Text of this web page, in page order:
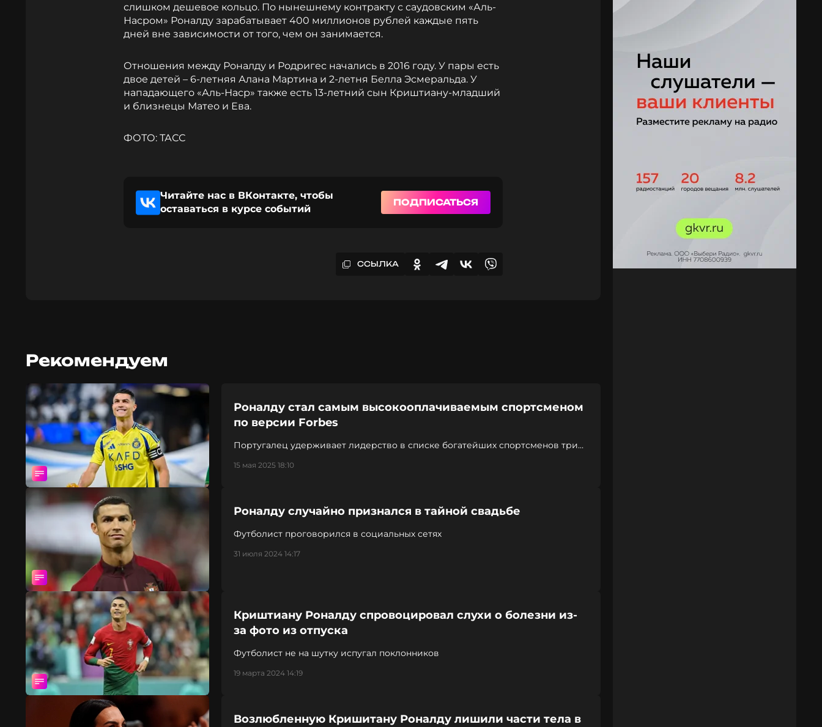
слишком дешевое кольцо. По нынешнему контракту с саудовским «Аль-
Насром» Роналду зарабатывает 400 миллионов рублей каждые пять
дней вне зависимости от того, чем он занимается.
Отношения между Роналду и Родригес начались в 2016 году. У пары есть
двое детей – 6-летняя Алана Мартина и 2-летня Белла Эсмеральда. У
нападающего «Аль-Наср» также есть 13-летний сын Криштиану-младший
и близнецы Матео и Ева.
ФОТО: ТАСС
Читайте нас в ВКонтакте, чтобы
оставаться в курсе событий
ПОДПИСАТЬСЯ
ССЫЛКА
Рекомендуем
Роналду стал самым высокооплачиваемым спортсменом
по версии Forbes
Португалец удерживает лидерство в списке богатейших спортсменов три
15 мая 2025 18:10
Роналду случайно признался в тайной свадьбе
Футболист проговорился в социальных сетях
31 июля 2024 14:17
Криштиану Роналду спровоцировал слухи о болезни из-
за фото из отпуска
Футболист не на шутку испугал поклонников
19 марта 2024 14:19
Возлюбленную Кришитану Роналду лишили части тела в